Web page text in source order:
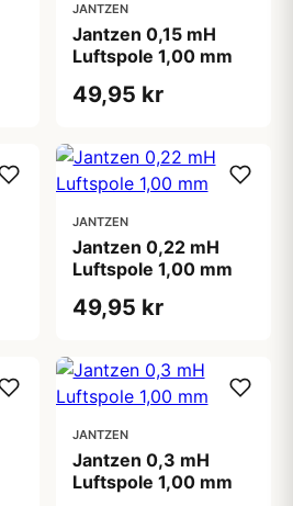
JANTZEN
Jantzen 0,15 mH
Luftspole 1,00 mm
49,95 kr
JANTZEN
Jantzen 0,22 mH
Luftspole 1,00 mm
49,95 kr
JANTZEN
Jantzen 0,3 mH
Luftspole 1,00 mm